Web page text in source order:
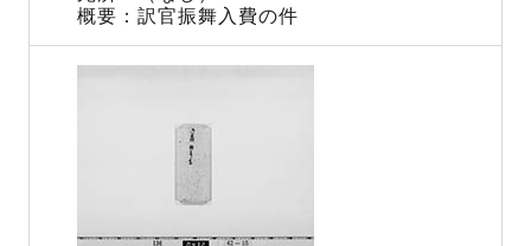
訳官振舞入費の件